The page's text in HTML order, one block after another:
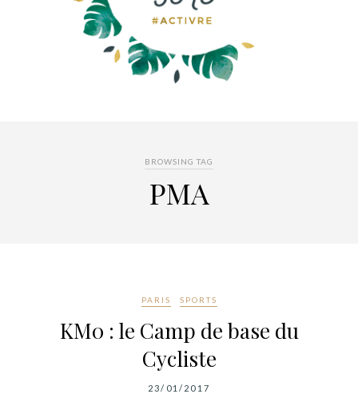
BROWSING TAG
PMA
PARIS SPORTS
KM0 : le Camp de base du
Cycliste
23/01/2017